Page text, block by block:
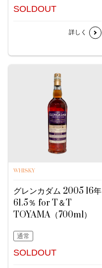
SOLDOUT
詳しく
WHISKY
グレンカダム 2005 16年
61.5％ for T＆T
TOYAMA（700ml）
通常
SOLDOUT